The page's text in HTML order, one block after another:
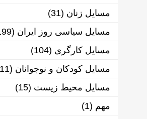
مسایل زنان (31)
مسایل سیاسی روز ایران (199)
مسایل کارگری (104)
مسایل کودکان و نوجوانان (11)
مسایل محیط زیست (15)
مهم (1)